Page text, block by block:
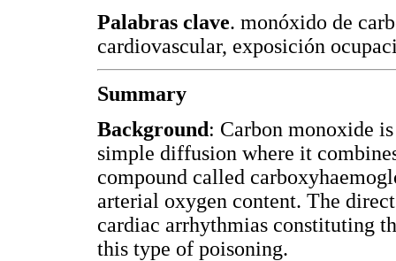
Palabras clave. monóxido de
cardiovascular, exposición
Summary
Background: Carbon monoxide
simple diffusion where it
compound called
arterial oxygen content. The
cardiac arrhythmias constituting
this type of poisoning.